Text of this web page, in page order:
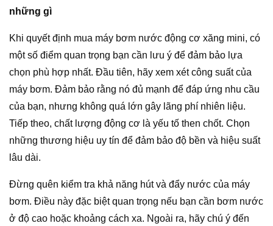
những gì
Khi quyết định mua máy bơm nước động cơ xăng mini, có
một số điểm quan trọng bạn cần lưu ý để đảm bảo lựa
chọn phù hợp nhất. Đầu tiên, hãy xem xét công suất của
máy bơm. Đảm bảo rằng nó đủ mạnh để đáp ứng nhu cầu
của bạn, nhưng không quá lớn gây lãng phí nhiên liệu.
Tiếp theo, chất lượng động cơ là yếu tố then chốt. Chọn
những thương hiệu uy tín để đảm bảo độ bền và hiệu suất
lâu dài.
Đừng quên kiểm tra khả năng hút và đẩy nước của máy
bơm. Điều này đặc biệt quan trọng nếu bạn cần bơm nước
ở độ cao hoặc khoảng cách xa. Ngoài ra, hãy chú ý đến